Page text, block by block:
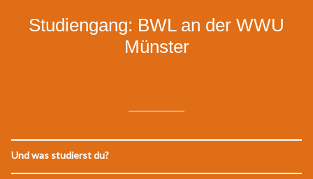
Studiengang: BWL an der WWU
Münster
Und was studierst du?